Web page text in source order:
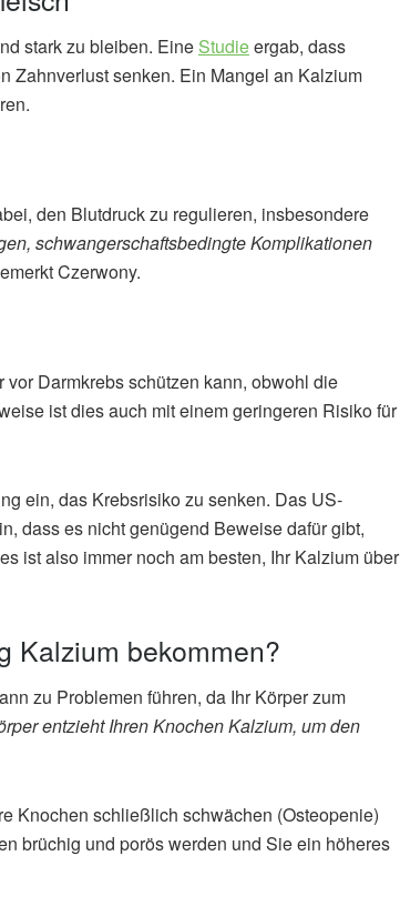
stark zu bleiben. Eine Studieergab, dass
Zahnverlust senken. Ein Mangel an Kalzium
den Blutdruck zu regulieren, insbesondere
schwangerschaftsbedingte Komplikationen
Czerwony.
Darmkrebs schützen kann, obwohl die
ist dies auch mit einem geringeren Risiko für
ein, das Krebsrisiko zu senken. Das US-
dass es nicht genügend Beweise dafür gibt,
ist also immer noch am besten, Ihr Kalzium über
Kalzium bekommen?
zu Problemen führen, da Ihr Körper zum
entzieht Ihren Knochen Kalzium, um den
Knochen schließlich schwächen (Osteopenie)
brüchig und porös werden und Sie ein höheres